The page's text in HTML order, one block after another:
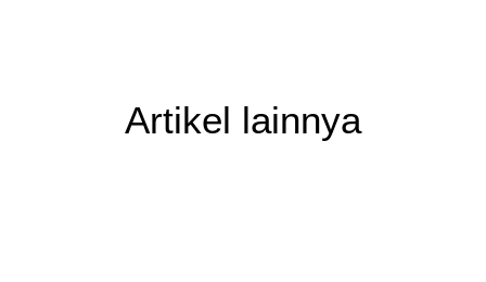
Artikel lainnya